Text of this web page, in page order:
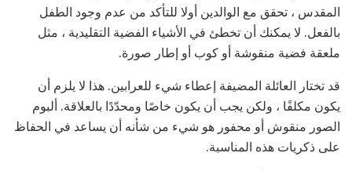
المقدس ، تحقق مع الوالدين أولا للتأكد من عدم وجود الطفل
بالفعل. لا يمكنك أن تخطئ في الأشياء الفضية التقليدية ، مثل
ملعقة فضية منقوشة أو كوب أو إطار صورة.
قد تختار العائلة المضيفة إعطاء شيء للعرابين. هذا لا يلزم أن
يكون مكلفًا ، ولكن يجب أن يكون خاصًا ومحدّدًا بالعلاقة. ألبوم
الصور منقوش أو محفور هو شيء من شأنه أن يساعد في الحفاظ
على ذكريات هذه المناسبة.